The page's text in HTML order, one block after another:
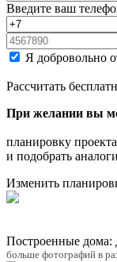
Введите ваш
Я добровольно
Рассчитать
При желании вы
планировку
и подобрать
Изменить
Построенные дома:
больше фотографий в